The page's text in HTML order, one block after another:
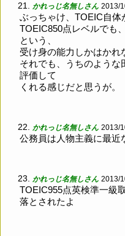
21. かれっじ名無しさん 2013/
ぶっちゃけ、TOEIC自体
TOEIC850点レベルでも
という、
受け身の能力しかはかれ
それでも、うちのよう
評価して
くれる感じだと思うが。
22. かれっじ名無しさん 2013/
公務員は人物主義に最近
23. かれっじ名無しさん 2013/
TOEIC955点英検準一級
落とされたよ